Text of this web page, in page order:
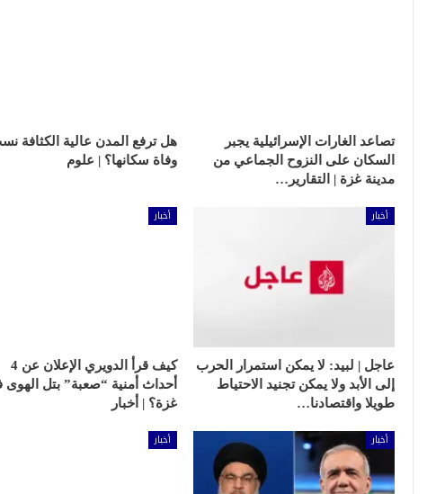
تصاعد الغارات الإسرائيلية يجبر
السكان على النزوح الجماعي من
مدينة غزة | التقارير…
هل ترفع المدن عالية الكثافة
وفاة سكانها؟ | علوم
أخبار
عاجل | لبيد: لا يمكن استمرار الحرب
إلى الأبد ولا يمكن تجنيد الاحتياط
طويلا واقتصادنا…
أخبار
كيف قرأ الدويري الإعلان عن 4
أحداث أمنية “صعبة” بتل
غزة؟ | أخبار
أخبار أخبار